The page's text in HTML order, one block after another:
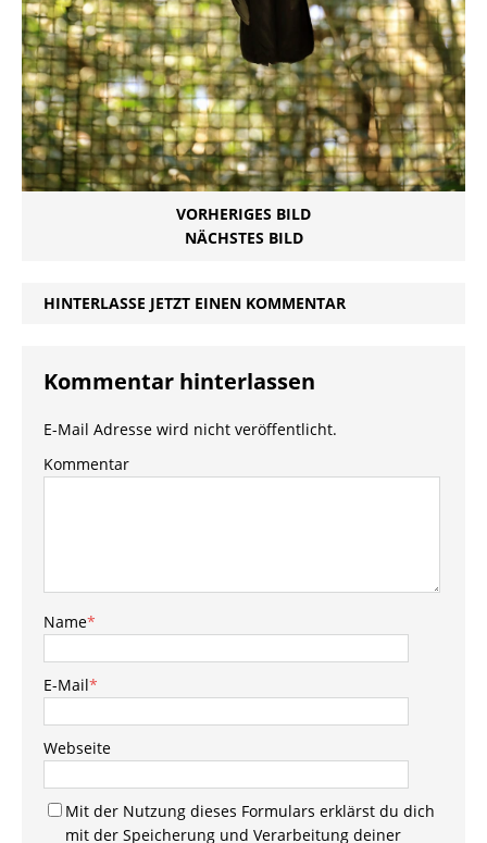
VORHERIGES BILD
NÄCHSTES BILD
HINTERLASSE JETZT EINEN KOMMENTAR
Kommentar hinterlassen
E-Mail Adresse wird nicht veröffentlicht.
Kommentar
Name*
E-Mail*
Webseite
Mit der Nutzung dieses Formulars erklärst du dich
mit der Speicherung und Verarbeitung deiner